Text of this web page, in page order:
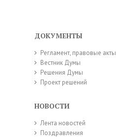
ДОКУМЕНТЫ
Регламент, правовые акты
Вестник Думы
Решения Думы
Проект решений
НОВОСТИ
Лента новостей
Поздравления